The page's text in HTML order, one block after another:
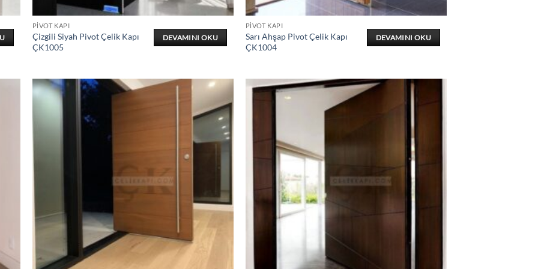
PIVOT KAPI
Çizgili Siyah Pivot Çelik Kapı
ÇK1005
DEVAMINI OKU
PIVOT KAPI
Sarı Ahşap Pivot Çelik Kapı
ÇK1004
DEVAMINI OKU